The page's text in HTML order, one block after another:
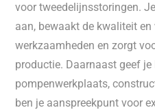
voor tweedelijnsstoringen.
aan, bewaakt de kwaliteit
werkzaamheden en zorgt
productie. Daarnaast geef
pompenwerkplaats,
ben je aanspreekpunt voor